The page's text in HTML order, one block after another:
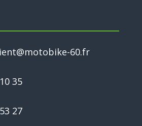
60.fr
35
27